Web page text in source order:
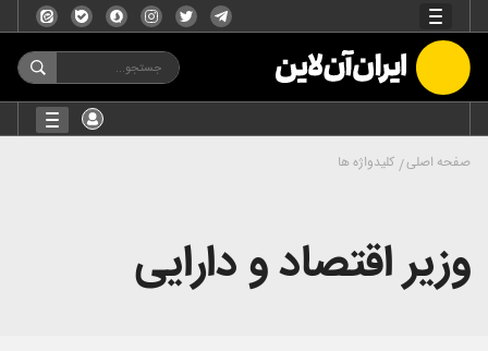
صفحه اصلی کلیدواژه ها
وزیر اقتصاد و دارایی